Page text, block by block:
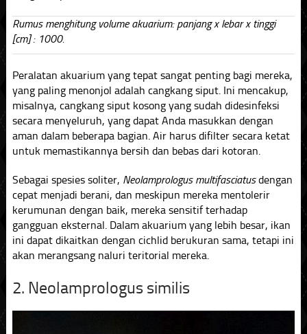
Rumus menghitung volume akuarium: panjang x lebar x tinggi
[cm] : 1000.
Peralatan akuarium yang tepat sangat penting bagi mereka,
yang paling menonjol adalah cangkang siput. Ini mencakup,
misalnya, cangkang siput kosong yang sudah didesinfeksi
secara menyeluruh, yang dapat Anda masukkan dengan
aman dalam beberapa bagian. Air harus difilter secara ketat
untuk memastikannya bersih dan bebas dari kotoran.
Sebagai spesies soliter, Neolamprologus multifasciatusdengan
cepat menjadi berani, dan meskipun mereka mentolerir
kerumunan dengan baik, mereka sensitif terhadap
gangguan eksternal. Dalam akuarium yang lebih besar, ikan
ini dapat dikaitkan dengan cichlid berukuran sama, tetapi ini
akan merangsang naluri teritorial mereka.
2. Neolamprologus similis